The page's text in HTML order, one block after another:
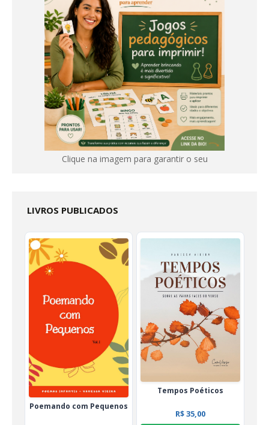
Clique na imagem para garantir o seu
LIVROS PUBLICADOS
Poemando com Pequenos
Tempos Poéticos
R$ 35,00